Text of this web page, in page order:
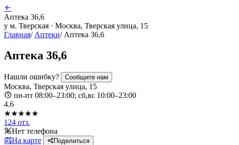
Аптека 36,6
у м. Тверская · Москва, Тверская улица, 15
Главная/ Аптеки/ Аптека 36,6
Аптека 36,6
Нашли ошибку? Сообщите нам
Москва, Тверская улица, 15
пн-пт 08:00–23:00; сб,вс 10:00–23:00
4.6
★★★★★
124 отз.
Нет телефона
На карте
Поделиться